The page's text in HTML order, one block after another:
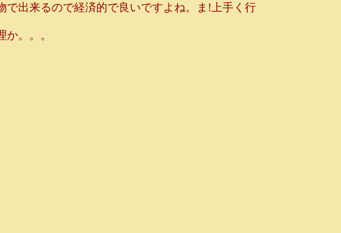
出来るので経済的で良いですよね。ま!上手く行
。。。